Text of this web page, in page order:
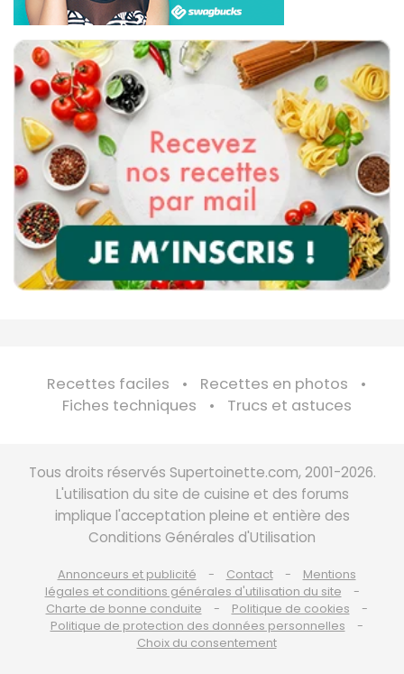
Recettes faciles
Recettes en photos
Fiches techniques
Trucs et astuces
Tous droits réservés Supertoinette.com, 2001-2026.
L'utilisation du site de cuisine et des forums
implique l'acceptation pleine et entière des
Conditions Générales d'Utilisation
Annonceurs et publicité Contact
Mentions
légales et conditions générales d'utilisation du site
Charte de bonne conduite
Politique de cookies
Politique de protection des données personnelles
Choix du consentement